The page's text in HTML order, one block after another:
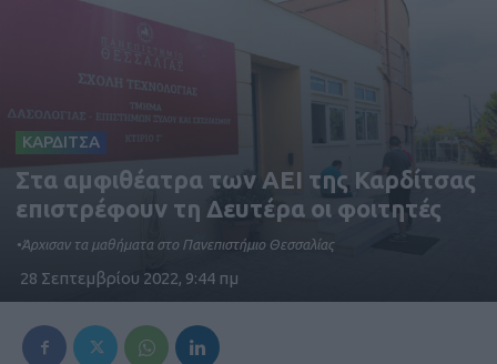
ΚΑΡΔΙΤΣΑ
Στα αμφιθέατρα των ΑΕΙ της Καρδίτσας
επιστρέφουν τη Δευτέρα οι φοιτητές
•Άρχισαν τα μαθήματα στο Πανεπιστήμιο Θεσσαλίας
28 Σεπτεμβρίου 2022, 9:44 πμ